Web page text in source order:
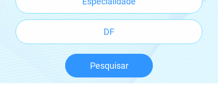
Pesquisar